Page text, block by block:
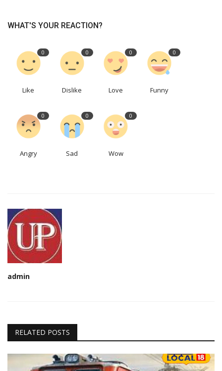
WHAT'S YOUR REACTION?
0
Like
0
Dislike
0
Love
0
Funny
0
Angry
0
Sad
0
Wow
admin
RELATED POSTS